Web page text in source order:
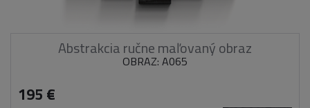
Abstrakcia ručne maľovaný obraz
OBRAZ: A065
195 €